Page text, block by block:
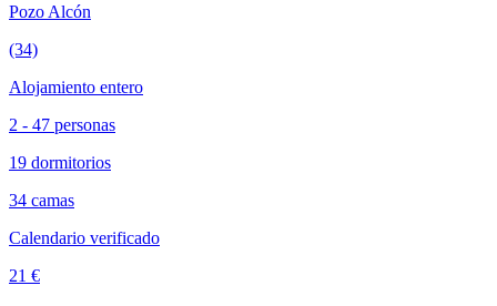
Pozo Alcón
(34)
Alojamiento entero
2 - 47 personas
19 dormitorios
34 camas
Calendario verificado
21 €